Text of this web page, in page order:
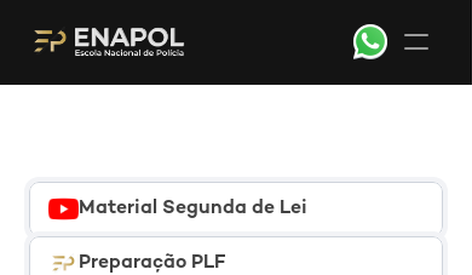
Material Segunda de Lei
Preparação PLF